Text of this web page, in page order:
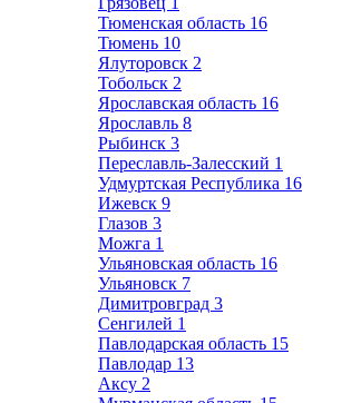
Тюменская область 16
Тюмень 10
Ялуторовск 2
Тобольск 2
Ярославская область 16
Ярославль 8
Рыбинск 3
Переславль-Залесский 1
Удмуртская Республика 16
Ижевск 9
Глазов 3
Можга 1
Ульяновская область 16
Ульяновск 7
Димитровград 3
Сенгилей 1
Павлодарская область 15
Павлодар 13
Аксу 2